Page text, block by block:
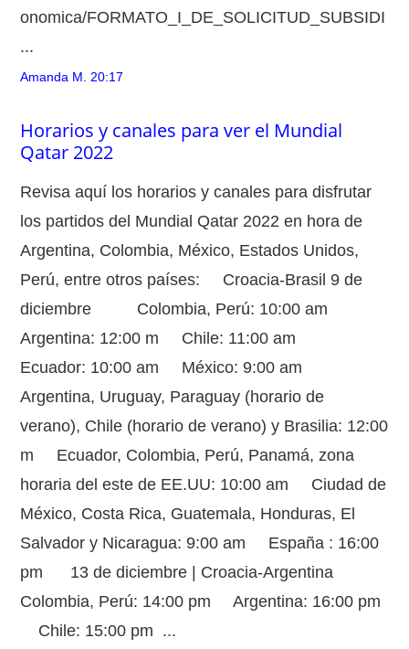
onomica/FORMATO_I_DE_SOLICITUD_SUBSIDI
...
Amanda M. 20:17
Horarios y canales para ver el Mundial
Qatar 2022
Revisa aquí los horarios y canales para disfrutar
los partidos del Mundial Qatar 2022 en hora de
Argentina, Colombia, México, Estados Unidos,
Perú, entre otros países: Croacia-Brasil 9 de
diciembre Colombia, Perú: 10:00 am
Argentina: 12:00 m Chile: 11:00 am
Ecuador: 10:00 am México: 9:00 am
Argentina, Uruguay, Paraguay (horario de
verano), Chile (horario de verano) y Brasilia: 12:00
m Ecuador, Colombia, Perú, Panamá, zona
horaria del este de EE.UU: 10:00 am Ciudad de
México, Costa Rica, Guatemala, Honduras, El
Salvador y Nicaragua: 9:00 am España : 16:00
pm 13 de diciembre | Croacia-Argentina
Colombia, Perú: 14:00 pm Argentina: 16:00 pm
Chile: 15:00 pm ...